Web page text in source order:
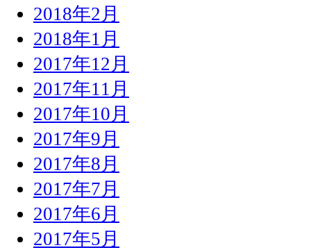
2018年2月
2018年1月
2017年12月
2017年11月
2017年10月
2017年9月
2017年8月
2017年7月
2017年6月
2017年5月